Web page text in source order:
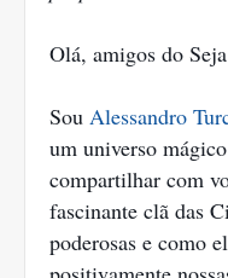
Olá, amigos do
Sou Alessandro
um universo
compartilhar com
fascinante clã das
poderosas e como